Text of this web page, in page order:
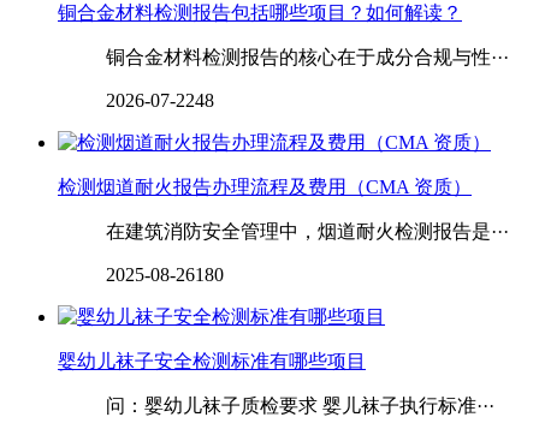
‌‌‌‌‌‌铜合金材料检测报告包括哪些项目？如何解读？
铜合金材料检测报告的核心在于成分合规与性···
2026-07-2248
检测烟道耐火报告办理流程及费用（CMA 资质）
在建筑消防安全管理中，烟道耐火检测报告是···
2025-08-26180
婴幼儿袜子安全检测标准有哪些项目
问：婴幼儿袜子质检要求 婴儿袜子执行标准···